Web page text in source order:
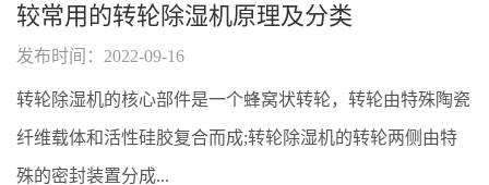
较常用的转轮除湿机原理及分类
发布时间：2022-09-16
转轮除湿机的核心部件是一个蜂窝状转轮，转轮由特殊陶瓷
纤维载体和活性硅胶复合而成;转轮除湿机的转轮两侧由特
殊的密封装置分成...